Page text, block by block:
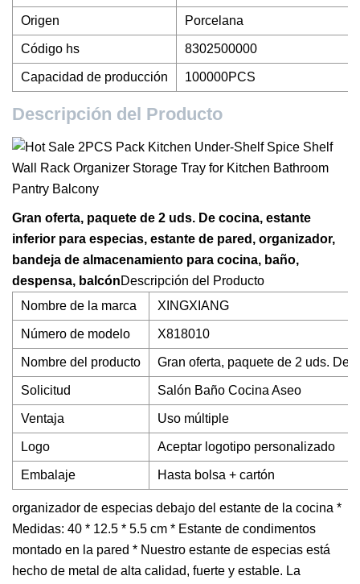
Origen Porcelana
Código hs 8302500000
Capacidad de producción 100000PCS
Descripción del Producto
Gran oferta, paquete de 2 uds. De cocina, estante
inferior para especias, estante de pared, organizador,
bandeja de almacenamiento para cocina, baño,
despensa, balcónDescripción del Producto
Nombre de la marca
XINGXIANG
Número de modelo X818010
Nombre del producto Gran oferta, paquete de 2 uds. De
Solicitud Salón Baño Cocina Aseo
Ventaja Uso múltiple
Logo Aceptar logotipo personalizado
Embalaje Hasta bolsa + cartón
organizador de especias debajo del estante de la cocina *
Medidas: 40 * 12.5 * 5.5 cm * Estante de condimentos
montado en la pared * Nuestro estante de especias está
hecho de metal de alta calidad, fuerte y estable. La